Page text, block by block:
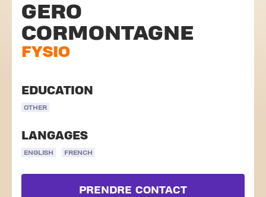
GERO
CORMONTAGNE
FYSIO
EDUCATION
OTHER
LANGAGES
ENGLISH FRENCH
PRENDRE CONTACT